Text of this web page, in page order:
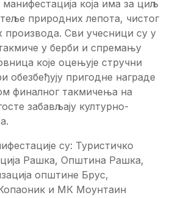
која има за циљ
природних лепота, чистог
производа. Сви учесници су у
у берби и спремању
које оцењује стручни
обезбеђују пригодне награде
финалног такмичења на
забављају културно-
су: Туристичко
Рашка, Општина Рашка,
општине Брус,
и МК Моунтаин